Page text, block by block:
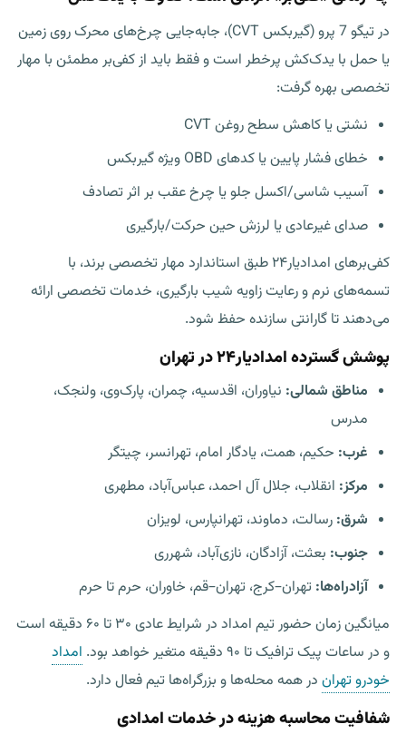
در تیگو 7 پرو (گیربکس CVT)، جابه‌جایی چرخ‌های محرک روی زمین
یا حمل با یدک‌کش پرخطر است و فقط باید از کفی‌بر مطمئن با مهار
تخصصی بهره گرفت:
نشتی یا کاهش سطح روغن CVT
خطای فشار پایین یا کدهای OBD ویژه گیربکس
آسیب شاسی/اکسل جلو یا چرخ عقب بر اثر تصادف
صدای غیرعادی یا لرزش حین حرکت/بارگیری
کفی‌برهای امدادیار۲۴ طبق استاندارد مهار تخصصی برند، با
تسمه‌های نرم و رعایت زاویه شیب بارگیری، خدمات تخصصی ارائه
می‌دهند تا گارانتی سازنده حفظ شود.
پوشش گسترده امدادیار۲۴ در تهران
مناطق شمالی: نیاوران، اقدسیه، چمران، پارک‌وی، ولنجک،
مدرس
غرب: حکیم، همت، یادگار امام، تهرانسر، چیتگر
مرکز: انقلاب، جلال آل احمد، عباس‌آباد، مطهری
شرق: رسالت، دماوند، تهرانپارس، لویزان
جنوب: بعثت، آزادگان، نازی‌آباد، شهرری
آزادراه‌ها: تهران–کرج، تهران–قم، خاوران، حرم تا حرم
میانگین زمان حضور تیم امداد در شرایط عادی ۳۰ تا ۶۰ دقیقه است
و در ساعات پیک ترافیک تا ۹۰ دقیقه متغیر خواهد بود.
امداد
خودرو تهران در همه محله‌ها و بزرگراه‌ها تیم فعال دارد.
شفافیت محاسبه هزینه در خدمات امدادی